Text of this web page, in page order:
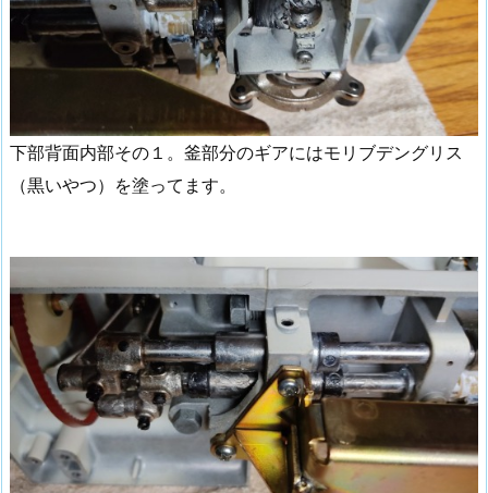
下部背面内部その１。釜部分のギアにはモリブデングリス
（黒いやつ）を塗ってます。